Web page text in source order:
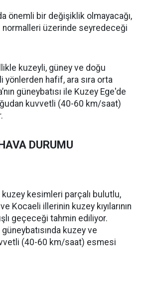
önemli bir değişiklik olmayacağı,
üzerinde seyredeceği
kuzeyli, güney ve doğu
yönlerden hafif, ara sıra orta
güneybatısı ile Kuzey Ege'de
kuvvetli (40-60 km/saat)
DURUMU
kuzey kesimleri parçalı bulutlu,
Kocaeli illerinin kuzey kıyılarının
geçeceği tahmin ediliyor.
kuzey ve
(40-60 km/saat) esmesi